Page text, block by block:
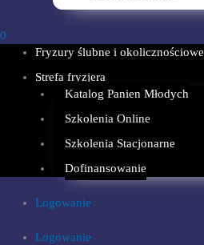
0
Fryzury ślubne i okolicznościowe
Strefa fryzjera
Katalog Panien Młodych
Szkolenia Online
Szkolenia Stacjonarne
Dofinansowanie
Logowanie
Logowanie